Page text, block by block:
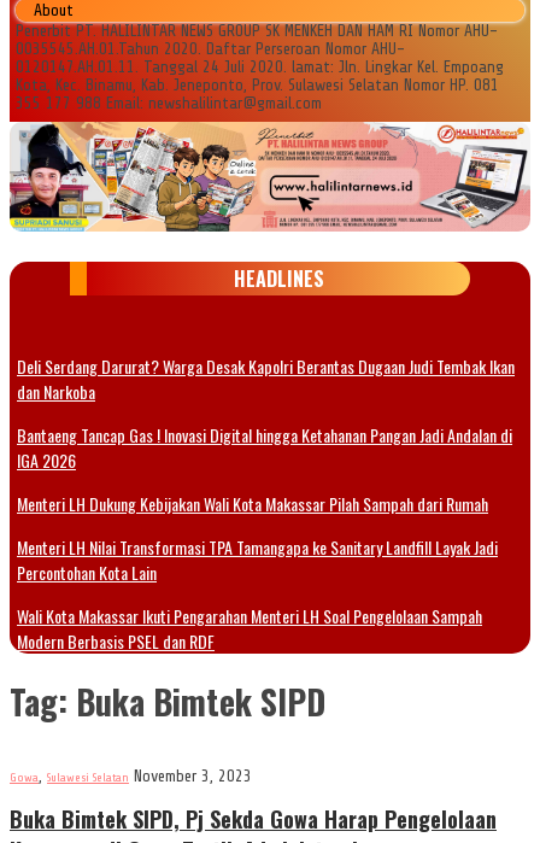
About
Penerbit PT. HALILINTAR NEWS GROUP SK MENKEH DAN HAM RI Nomor AHU-
0035545.AH.01.Tahun 2020. Daftar Perseroan Nomor AHU-
0120147.AH.01.11. Tanggal 24 Juli 2020. lamat: Jln. Lingkar Kel. Empoang
Kota, Kec. Binamu, Kab. Jeneponto, Prov. Sulawesi Selatan Nomor HP. 081
355 177 988 Email: newshalilintar@gmail.com
HEADLINES
Deli Serdang Darurat? Warga Desak Kapolri Berantas Dugaan Judi Tembak Ikan
dan Narkoba
Bantaeng Tancap Gas ! Inovasi Digital hingga Ketahanan Pangan Jadi Andalan di
IGA 2026
Menteri LH Dukung Kebijakan Wali Kota Makassar Pilah Sampah dari Rumah
Menteri LH Nilai Transformasi TPA Tamangapa ke Sanitary Landfill Layak Jadi
Percontohan Kota Lain
Wali Kota Makassar Ikuti Pengarahan Menteri LH Soal Pengelolaan Sampah
Modern Berbasis PSEL dan RDF
Tag: Buka Bimtek SIPD
Gowa Sulawesi Selatan November 3, 2023
Buka Bimtek SIPD, Pj Sekda Gowa Harap Pengelolaan